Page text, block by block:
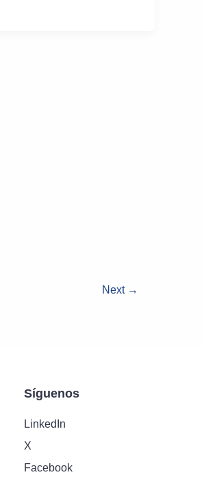
Next →
Síguenos
LinkedIn
X
Facebook